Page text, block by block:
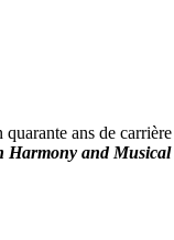
ans de carrière
Harmony and Musical